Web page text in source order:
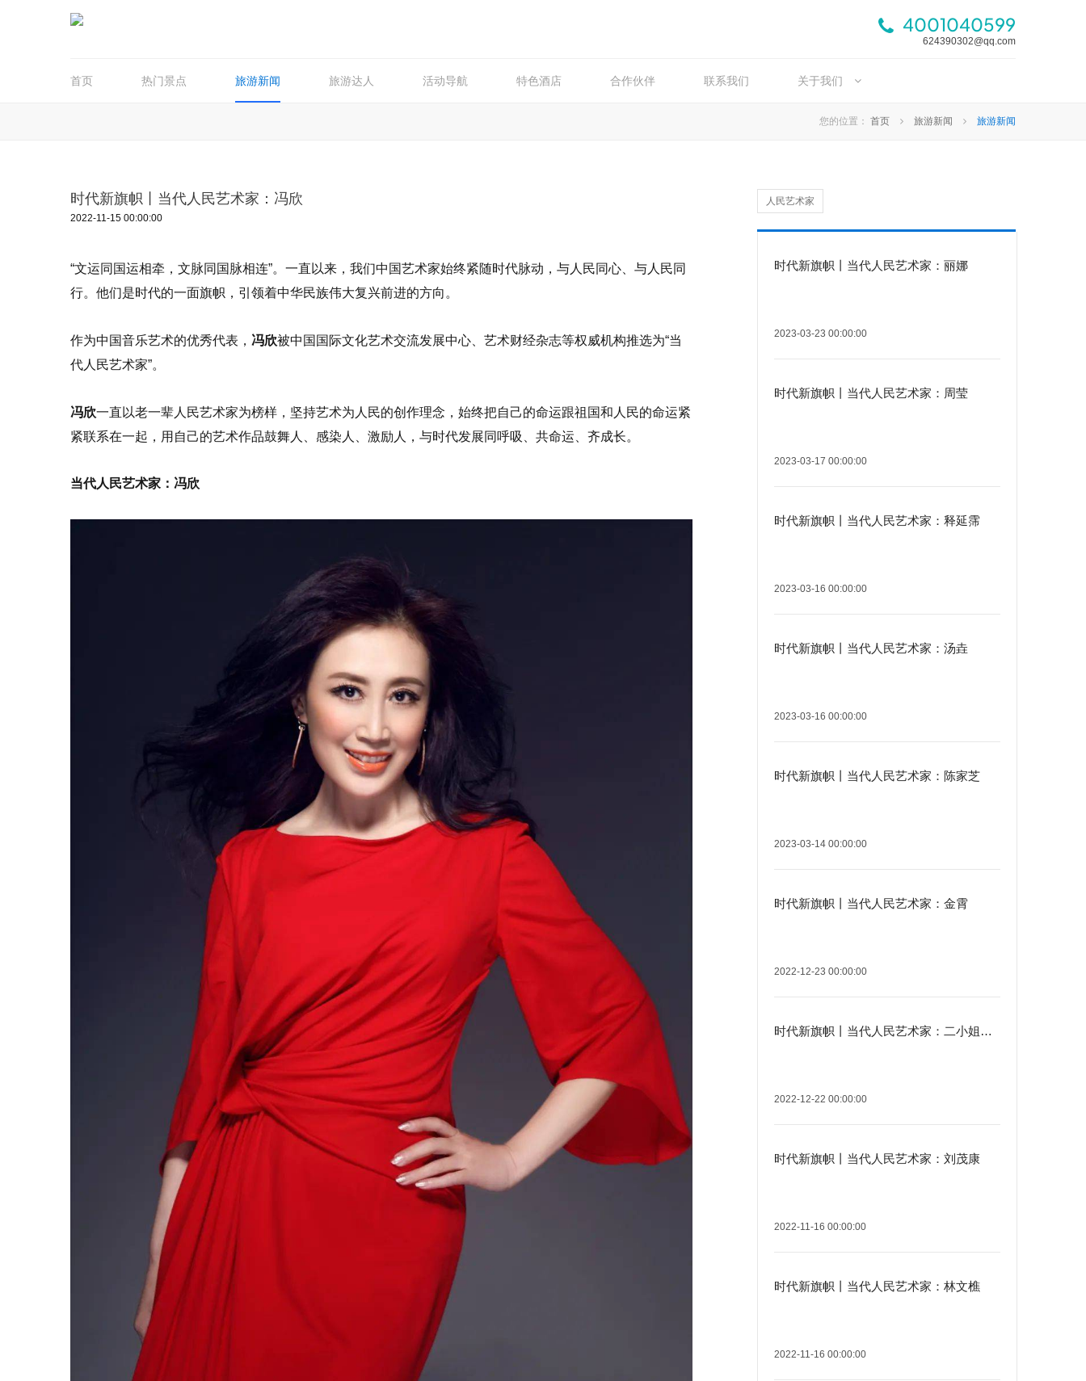
4001040599
624390302@qq.com
首页 热门景点 旅游新闻 旅游达人 活动导航 特色酒店 合作伙伴 联系我们 关于我们
您的位置： 首页 旅游新闻 旅游新闻
人民艺术家
时代新旗帜丨当代人民艺术家：丽娜
2023-03-23 00:00:00
时代新旗帜丨当代人民艺术家：周莹
2023-03-17 00:00:00
时代新旗帜丨当代人民艺术家：释延霈
2023-03-16 00:00:00
时代新旗帜丨当代人民艺术家：汤垚
2023-03-16 00:00:00
时代新旗帜丨当代人民艺术家：陈家芝
2023-03-14 00:00:00
时代新旗帜丨当代人民艺术家：金霄
2022-12-23 00:00:00
时代新旗帜丨当代人民艺术家：二小姐（原名：倪晓娟）
2022-12-22 00:00:00
时代新旗帜丨当代人民艺术家：刘茂康
2022-11-16 00:00:00
时代新旗帜丨当代人民艺术家：林文樵
2022-11-16 00:00:00
时代新旗帜丨当代人民艺术家：冯欣
2022-11-15 00:00:00
“文运同国运相牵，文脉同国脉相连”。一直以来，我们中国艺术家始终紧随时代脉动，与人民同心、与人民同
行。他们是时代的一面旗帜，引领着中华民族伟大复兴前进的方向。
作为中国音乐艺术的优秀代表， 冯欣被中国国际文化艺术交流发展中心、艺术财经杂志等权威机构推选为“当
代人民艺术家”。
冯欣一直以老一辈人民艺术家为榜样，坚持艺术为人民的创作理念，始终把自己的命运跟祖国和人民的命运紧
紧联系在一起，用自己的艺术作品鼓舞人、感染人、激励人，与时代发展同呼吸、共命运、齐成长。
当代人民艺术家：冯欣